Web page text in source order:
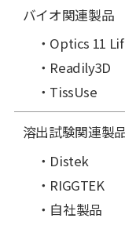
バイオ関連製品
Optics 11
Readily3D
TissUse
溶出試験関連製
Distek
RIGGTEK
自社製品